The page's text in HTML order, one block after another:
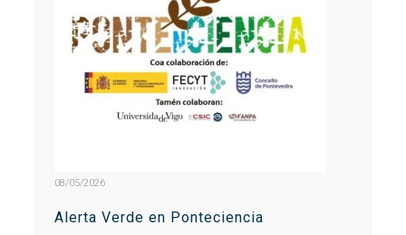
08/05/2026
Alerta Verde en Ponteciencia